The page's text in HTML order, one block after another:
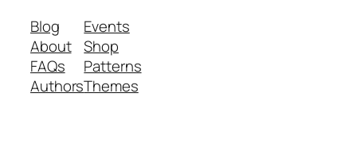
Blog
About
FAQs
Authors
Events
Shop
Patterns
Themes